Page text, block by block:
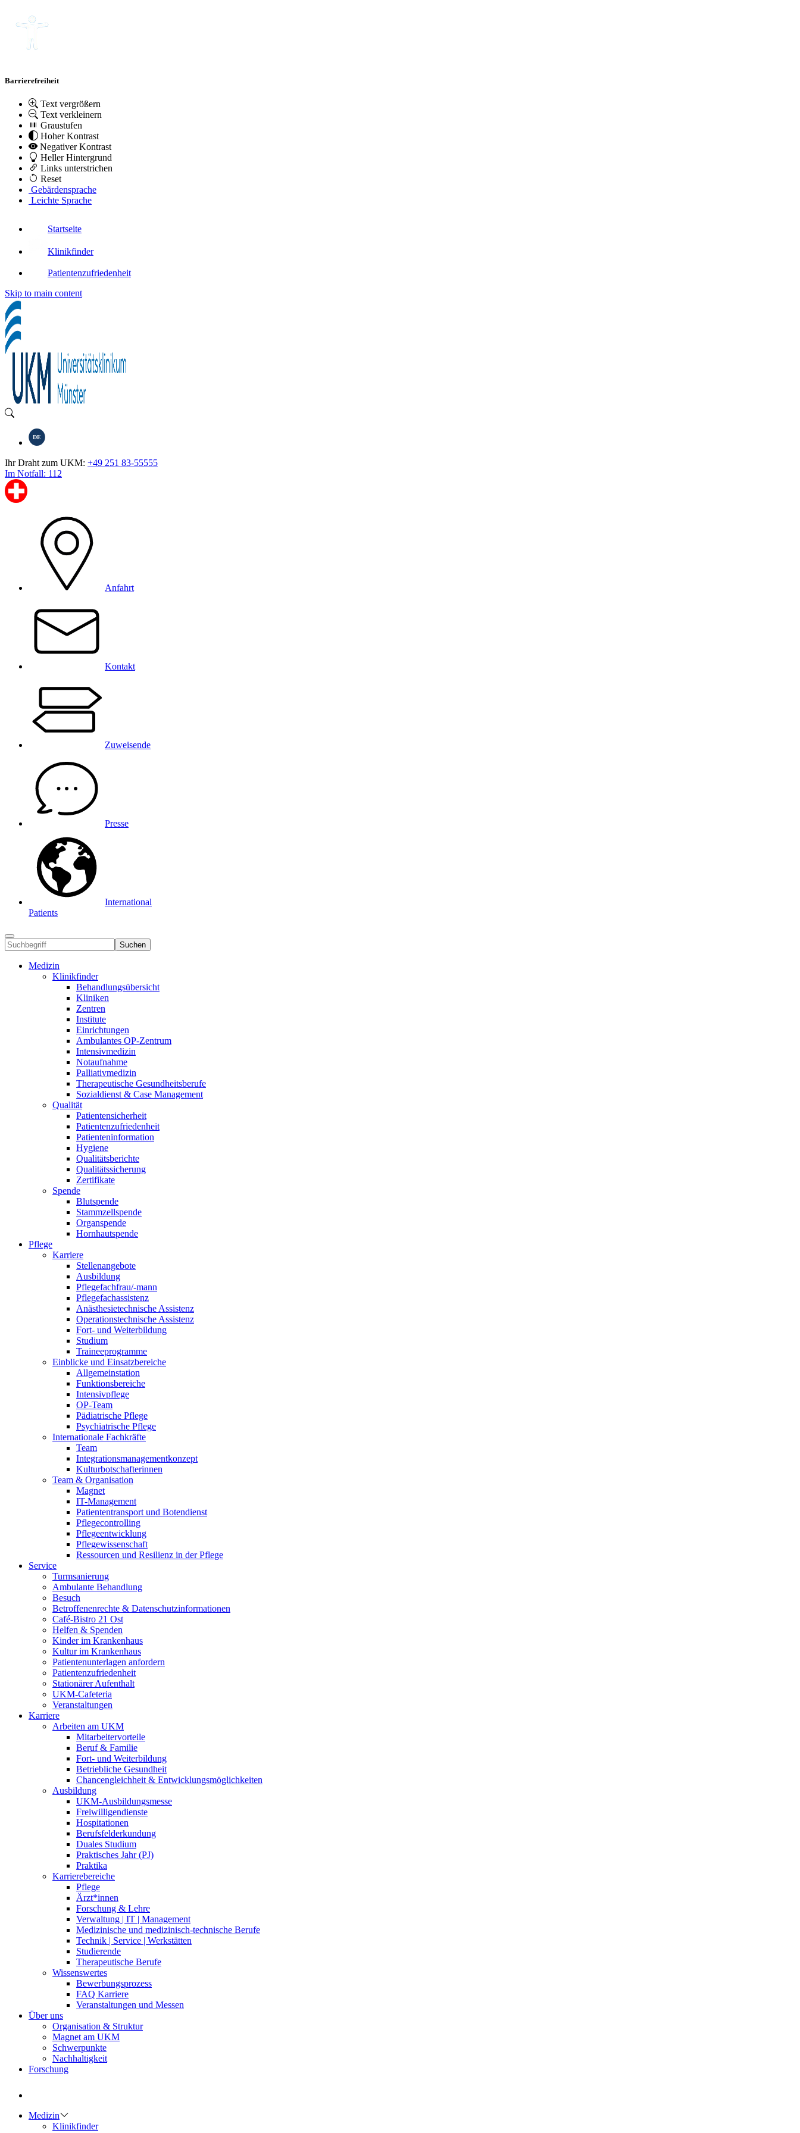
Barrierefreiheit
Text vergrößern
Text verkleinern
Graustufen
Hoher Kontrast
Negativer Kontrast
Heller Hintergrund
Links unterstrichen
Reset
Gebärdensprache
Leichte Sprache
Startseite
Klinikfinder
Patientenzufriedenheit
Skip to main content
DE
Ihr Draht zum UKM: +49 251 83-55555
Im Notfall: 112
Anfahrt
Kontakt
Zuweisende
Presse
International
Patients
Suchen
Medizin
Klinikfinder
Behandlungsübersicht
Kliniken
Zentren
Institute
Einrichtungen
Ambulantes OP-Zentrum
Intensivmedizin
Notaufnahme
Palliativmedizin
Therapeutische Gesundheitsberufe
Sozialdienst & Case Management
Qualität
Patientensicherheit
Patientenzufriedenheit
Patienteninformation
Hygiene
Qualitätsberichte
Qualitätssicherung
Zertifikate
Spende
Blutspende
Stammzellspende
Organspende
Hornhautspende
Pflege
Karriere
Stellenangebote
Ausbildung
Pflegefachfrau/-mann
Pflegefachassistenz
Anästhesietechnische Assistenz
Operationstechnische Assistenz
Fort- und Weiterbildung
Studium
Traineeprogramme
Einblicke und Einsatzbereiche
Allgemeinstation
Funktionsbereiche
Intensivpflege
OP-Team
Pädiatrische Pflege
Psychiatrische Pflege
Internationale Fachkräfte
Team
Integrationsmanagementkonzept
Kulturbotschafterinnen
Team & Organisation
Magnet
IT-Management
Patiententransport und Botendienst
Pflegecontrolling
Pflegeentwicklung
Pflegewissenschaft
Ressourcen und Resilienz in der Pflege
Service
Turmsanierung
Ambulante Behandlung
Besuch
Betroffenenrechte & Datenschutzinformationen
Café-Bistro 21 Ost
Helfen & Spenden
Kinder im Krankenhaus
Kultur im Krankenhaus
Patientenunterlagen anfordern
Patientenzufriedenheit
Stationärer Aufenthalt
UKM-Cafeteria
Veranstaltungen
Karriere
Arbeiten am UKM
Mitarbeitervorteile
Beruf & Familie
Fort- und Weiterbildung
Betriebliche Gesundheit
Chancengleichheit & Entwicklungsmöglichkeiten
Ausbildung
UKM-Ausbildungsmesse
Freiwilligendienste
Hospitationen
Berufsfelderkundung
Duales Studium
Praktisches Jahr (PJ)
Praktika
Karrierebereiche
Pflege
Ärzt*innen
Forschung & Lehre
Verwaltung | IT | Management
Medizinische und medizinisch-technische Berufe
Technik | Service | Werkstätten
Studierende
Therapeutische Berufe
Wissenswertes
Bewerbungsprozess
FAQ Karriere
Veranstaltungen und Messen
Über uns
Organisation & Struktur
Magnet am UKM
Schwerpunkte
Nachhaltigkeit
Forschung
Medizin
Klinikfinder